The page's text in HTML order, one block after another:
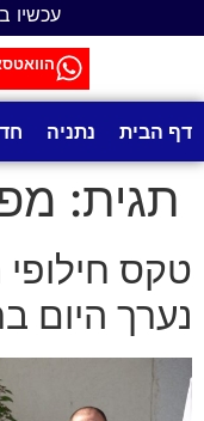
עכשיו
דף הבית נתניה
תגית:
טקס
נערך היום